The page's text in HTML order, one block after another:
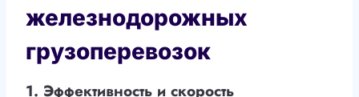
железнодорожных
грузоперевозок
1. Эффективность и скорость